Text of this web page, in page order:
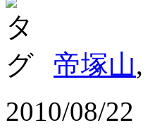
帝塚山,
2010/08/22